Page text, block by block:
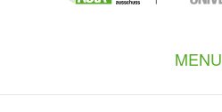
MENU